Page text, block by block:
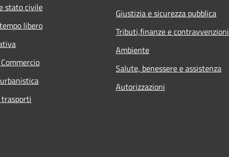
stato civile
libero
Giustizia e sicurezza pubblica
Tributi,finanze e contravvenzioni
Ambiente
Salute, benessere e assistenza
Autorizzazioni